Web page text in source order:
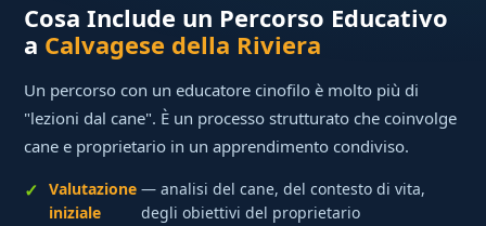
Cosa Include un Percorso Educativo
a Calvagese della Riviera
Un percorso con un educatore cinofilo è molto più di
"lezioni dal cane". È un processo strutturato che coinvolge
cane e proprietario in un apprendimento condiviso.
Valutazione
iniziale
— analisi del cane, del contesto di vita,
degli obiettivi del proprietario